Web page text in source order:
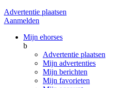
Advertentie plaatsen
Aanmelden
Mijn ehorses
b
Advertentie plaatsen
Mijn advertenties
Mijn berichten
Mijn favorieten